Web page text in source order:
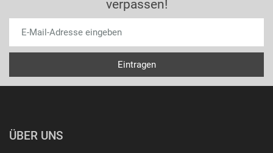
verpassen!
ÜBER UNS